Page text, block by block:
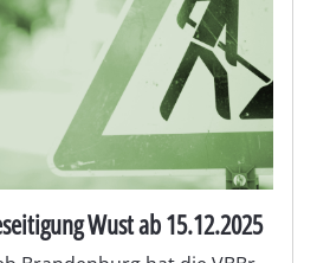
Wust ab 15.12.2025